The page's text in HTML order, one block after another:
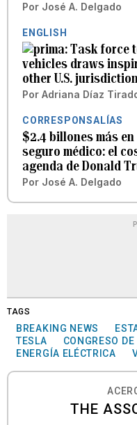
Por José A. Delgado
ENGLISH
Task force
vehicles draws
other U.S.
Por Adriana Díaz
CORRESPONSALÍAS
$2.4 billones más
seguro médico: el
agenda de Donald
Por José A. Delgado
TAGS
BREAKING NEWS
TESLA
CONGRESO
ENERGÍA ELÉCTRICA
THE